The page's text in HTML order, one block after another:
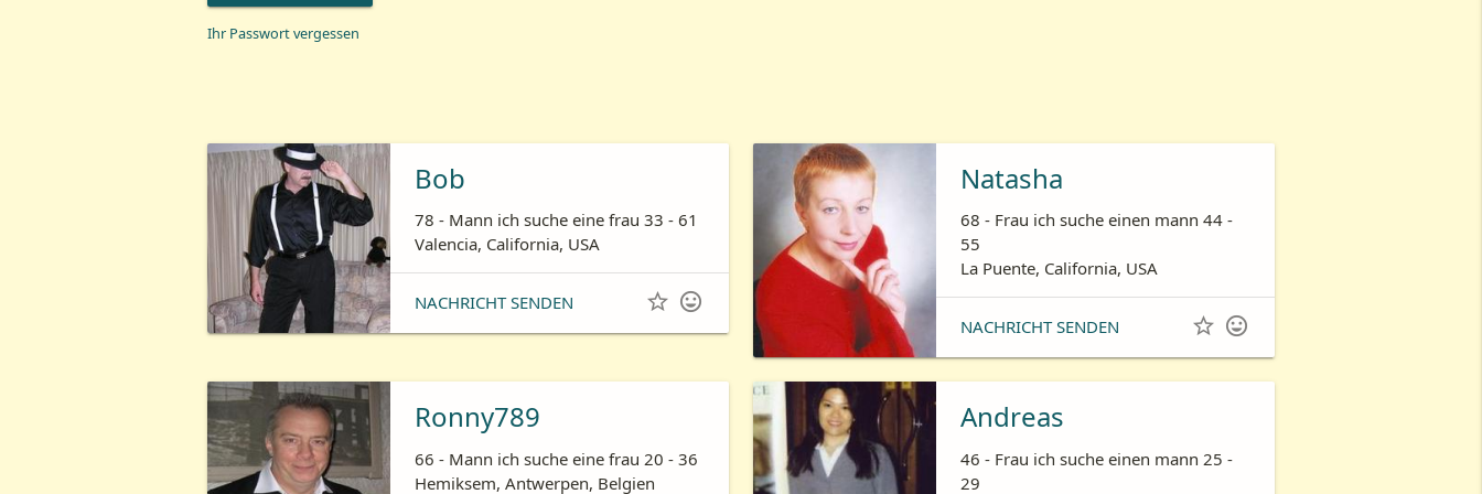
Ihr Passwort vergessen
Bob
78 - Mann ich suche eine frau 33 - 61
Valencia, California, USA
NACHRICHT SENDEN  
Natasha
68 - Frau ich suche einen mann 44 -
55
La Puente, California, USA
NACHRICHT SENDEN  
Ronny789
66 - Mann ich suche eine frau 20 - 36
Hemiksem, Antwerpen, Belgien
Andreas
46 - Frau ich suche einen mann 25 -
29